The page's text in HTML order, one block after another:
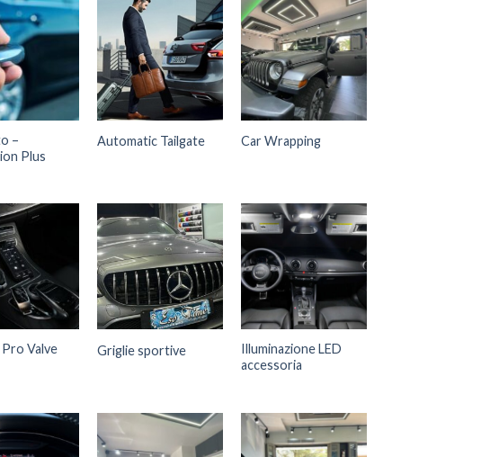
–
Plus
Automatic Tailgate Car Wrapping
Valve
Griglie sportive
Illuminazione LED
accessoria